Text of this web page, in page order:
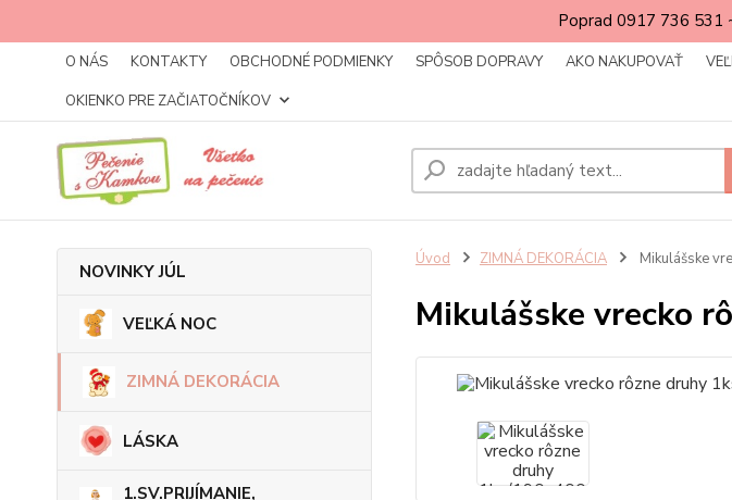
Poprad 0917 736 531
O NÁS KONTAKTY OBCHODNÉ PODMIENKY SPÔSOB DOPRAVY AKO NAKUPOVAŤ
OKIENKO PRE ZAČIATOČNÍKOV
NOVINKY JÚL
VEĽKÁ NOC
ZIMNÁ DEKORÁCIA
LÁSKA
1.SV.PRIJÍMANIE,
Úvod ZIMNÁ DEKORÁCIA Mikulášske
Mikulášske vrecko